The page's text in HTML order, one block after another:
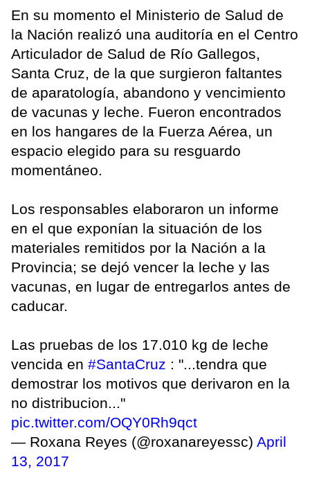
En su momento el Ministerio de Salud de
la Nación realizó una auditoría en el Centro
Articulador de Salud de Río Gallegos,
Santa Cruz, de la que surgieron faltantes
de aparatología, abandono y vencimiento
de vacunas y leche. Fueron encontrados
en los hangares de la Fuerza Aérea, un
espacio elegido para su resguardo
momentáneo.
Los responsables elaboraron un informe
en el que exponían la situación de los
materiales remitidos por la Nación a la
Provincia; se dejó vencer la leche y las
vacunas, en lugar de entregarlos antes de
caducar.
Las pruebas de los 17.010 kg de leche
vencida en #SantaCruz : "...tendra que
demostrar los motivos que derivaron en la
no distribucion..."
pic.twitter.com/OQY0Rh9qct
— Roxana Reyes (@roxanareyessc) April
13, 2017